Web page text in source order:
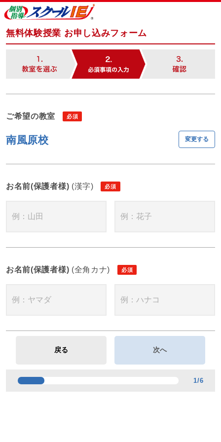
無料体験授業 お申し込みフォーム
ご希望の教室
南風原校 変更する
お名前(保護者様) (漢字)
お名前(保護者様) (全角カナ)
1/6